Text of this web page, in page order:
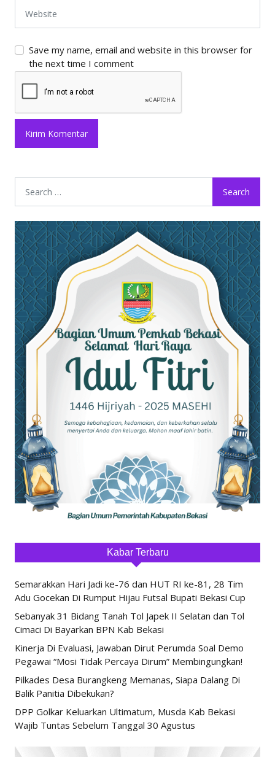
Save my name, email and website in this browser for
the next time I comment
Kabar Terbaru
Semarakkan Hari Jadi ke-76 dan HUT RI ke-81, 28 Tim
Adu Gocekan Di Rumput Hijau Futsal Bupati Bekasi Cup
Sebanyak 31 Bidang Tanah Tol Japek II Selatan dan Tol
Cimaci Di Bayarkan BPN Kab Bekasi
Kinerja Di Evaluasi, Jawaban Dirut Perumda Soal Demo
Pegawai “Mosi Tidak Percaya Dirum” Membingungkan!
Pilkades Desa Burangkeng Memanas, Siapa Dalang Di
Balik Panitia Dibekukan?
DPP Golkar Keluarkan Ultimatum, Musda Kab Bekasi
Wajib Tuntas Sebelum Tanggal 30 Agustus